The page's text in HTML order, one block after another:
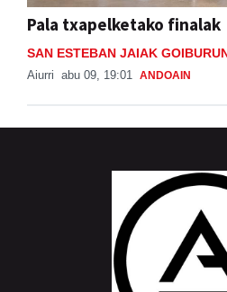
Pala txapelketako finalak
SAN ESTEBAN JAIAK
Aiurri abu 09, 19:01 ANDOAIN